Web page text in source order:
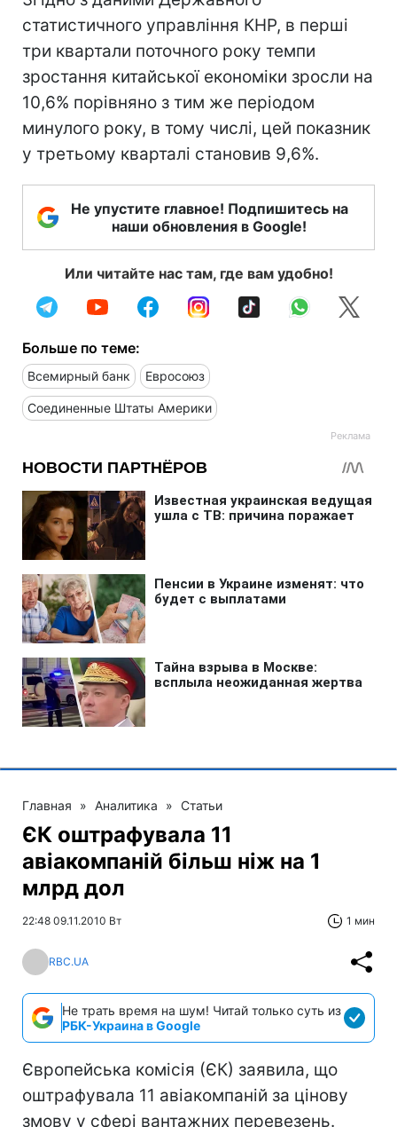
статистичного управління КНР, в перші
три квартали поточного року темпи
зростання китайської економіки зросли на
10,6% порівняно з тим же періодом
минулого року, в тому числі, цей показник
у третьому кварталі становив 9,6%.
Не упустите главное! Подпишитесь на
наши обновления в Google!
Или читайте нас там, где вам удобно!
Больше по теме:
Всемирный банк Евросоюз
Соединенные Штаты Америки
Главная » Аналитика » Статьи
ЄК оштрафувала 11
авіакомпаній більш ніж на 1
млрд дол
22:48 09.11.2010 Вт 1 мин
RBC.UA
Не трать время на шум! Читай только суть из
РБК-Украина в Google
Європейська комісія (ЄК) заявила, що
оштрафувала 11 авіакомпаній за цінову
змову у сфері вантажних перевезень.